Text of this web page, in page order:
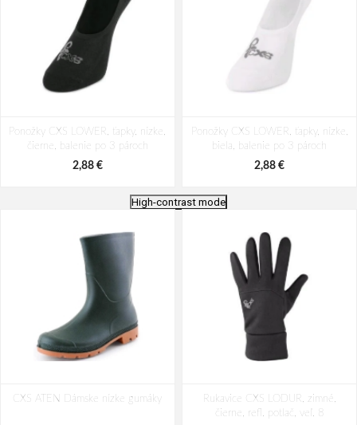
Ponožky CXS LOWER, ťapky, nízke,
čierne, balenie po 3 pároch
2,88 €
Ponožky CXS LOWER, ťapky, nízke,
biela, balenie po 3 pároch
2,88 €
veľ. 37-39
3,35 €
High-contrast mode
CXS ATEN Dámske nízke gumáky
Rukavice CXS LODUR, zimné,
čierne, refl. potlač, veľ. 8